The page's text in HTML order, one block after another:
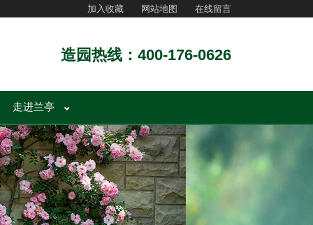
加入收藏 网站地图 在线留言
造园热线：400-176-0626
走进兰亭